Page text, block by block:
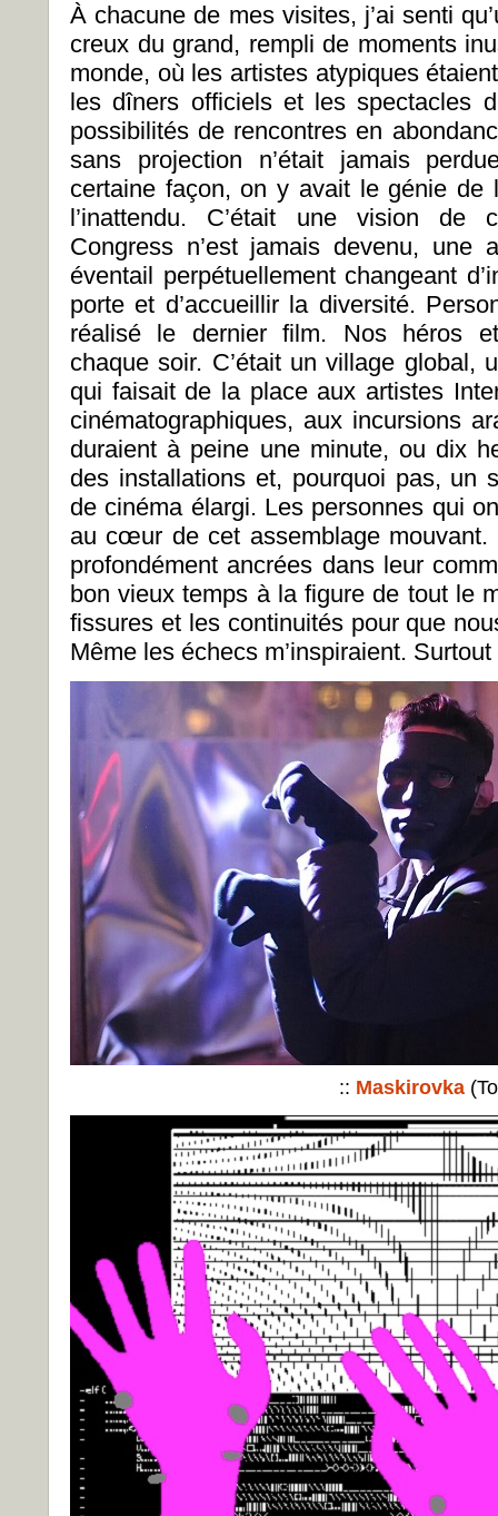
À chacune de mes visites, j’ai senti
creux du grand, rempli de moments
monde, où les artistes atypiques
les dîners officiels et les spectacles
possibilités de rencontres en
sans projection n’était jamais
certaine façon, on y avait le génie de
l’inattendu. C’était une vision de
Congress n’est jamais devenu, une
éventail perpétuellement changeant
porte et d’accueillir la diversité.
réalisé le dernier film. Nos héros
chaque soir. C’était un village global,
qui faisait de la place aux artistes
cinématographiques, aux incursions
duraient à peine une minute, ou dix
des installations et, pourquoi pas, un
de cinéma élargi. Les personnes qui
au cœur de cet assemblage
profondément ancrées dans leur
bon vieux temps à la figure de tout le
fissures et les continuités pour que
Même les échecs m’inspiraient.
:: Maskirovka